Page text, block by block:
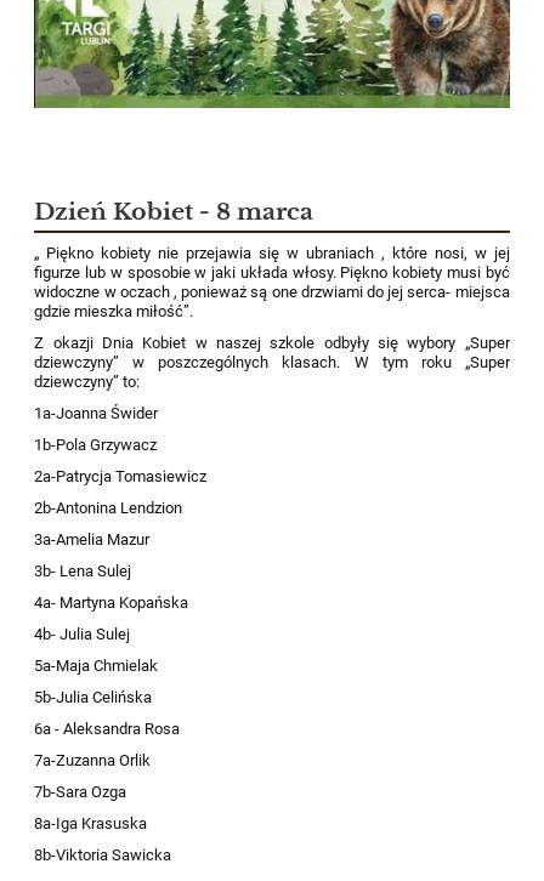
Dzień Kobiet - 8 marca
„ Piękno kobiety nie przejawia się w ubraniach , które nosi, w jej
figurze lub w sposobie w jaki układa włosy. Piękno kobiety musi być
widoczne w oczach , ponieważ są one drzwiami do jej serca- miejsca
gdzie mieszka miłość”.
Z okazji Dnia Kobiet w naszej szkole odbyły się wybory „Super
dziewczyny” w poszczególnych klasach. W tym roku „Super
dziewczyny” to:
1a-Joanna Świder
1b-Pola Grzywacz
2a-Patrycja Tomasiewicz
2b-Antonina Lendzion
3a-Amelia Mazur
3b- Lena Sulej
4a- Martyna Kopańska
4b- Julia Sulej
5a-Maja Chmielak
5b-Julia Celińska
6a - Aleksandra Rosa
7a-Zuzanna Orlik
7b-Sara Ozga
8a-Iga Krasuska
8b-Viktoria Sawicka